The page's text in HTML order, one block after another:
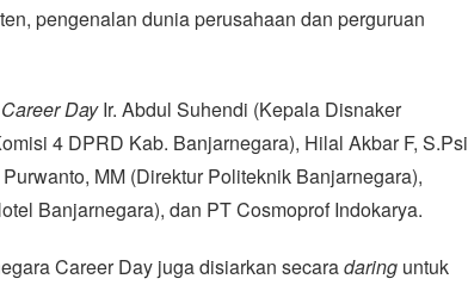
pengenalan dunia perusahaan dan perguruan
Career DayIr. Abdul Suhendi (Kepala Disnaker
4 DPRD Kab. Banjarnegara), Hilal Akbar F, S.Psi
MM (Direktur Politeknik Banjarnegara),
Banjarnegara), dan PT Cosmoprof Indokarya.
Career Day juga disiarkan secaradaring untuk